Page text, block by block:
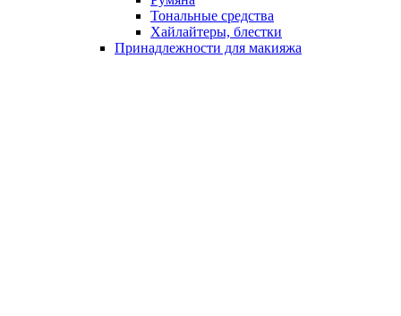
Тональные средства
Хайлайтеры, блестки
Принадлежности для макияжа